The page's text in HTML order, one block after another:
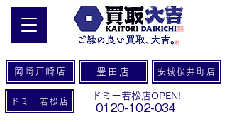
岡崎戸崎店 豊田店 安城桜井町店
ドミー若松店
ドミー若松店OPEN!
0120-102-034